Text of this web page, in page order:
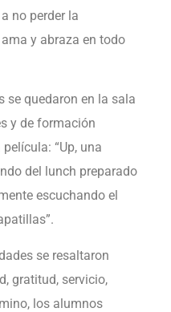
no perder la
y abraza en todo
se quedaron en la sala
y de formación
“Up, una
del lunch preparado
escuchando el
se resaltaron
gratitud, servicio,
los alumnos